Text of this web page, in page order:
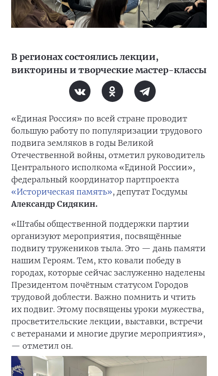
В регионах состоялись лекции,
викторины и творческие мастер-классы
«Единая Россия» по всей стране проводит
большую работу по популяризации трудового
подвига земляков в годы Великой
Отечественной войны, отметил руководитель
Центрального исполкома «Единой России»,
федеральный координатор партпроекта
«Историческая память», депутат Госдумы
Александр Сидякин.
«Штабы общественной поддержки партии
организуют мероприятия, посвящённые
подвигу тружеников тыла. Это — дань памяти
нашим Героям. Тем, кто ковали победу в
городах, которые сейчас заслуженно наделены
Президентом почётным статусом Городов
трудовой доблести. Важно помнить и чтить
их подвиг. Этому посвящены уроки мужества,
просветительские лекции, выставки, встречи
с ветеранами и многие другие мероприятия»,
— отметил он.